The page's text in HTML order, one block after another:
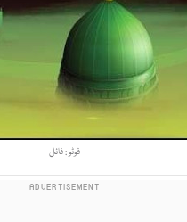
فوٹو : فائل